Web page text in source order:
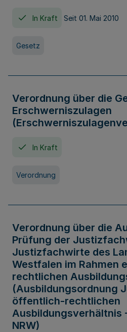
In Kraft Seit 01. Mai 2010
Gesetz
Verordnung über die
Erschwerniszulagen
In Kraft
Verordnung
Verordnung über die
Prüfung der
Justizfachwirte des
Westfalen im Rahmen
rechtlichen
(Ausbildungsordnung
öffentlich-rechtlichen
Ausbildungsverhältnis
NRW)